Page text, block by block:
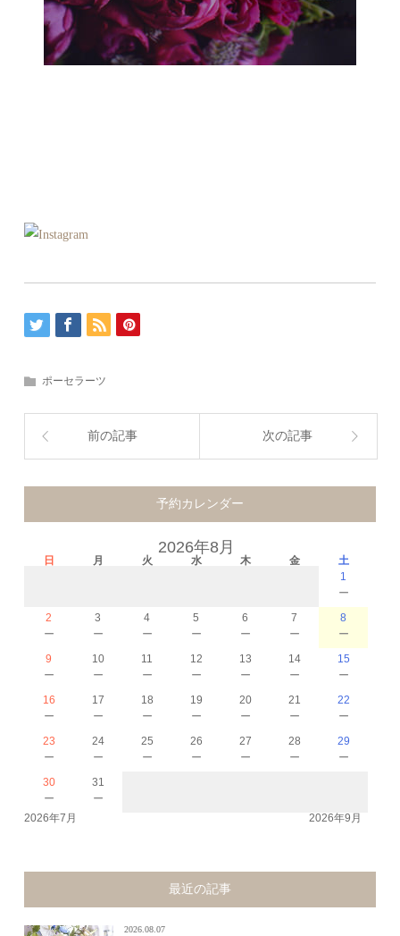
ポーセラーツ
前の記事 次の記事
予約カレンダー
2026年8月
日 月 火 水 木 金
土
1
－
2
－
3
－
4
－
5
－
6
－
7
－
8
－
9
－
10
－
11
－
12
－
13
－
14
－
15
－
16
－
17
－
18
－
19
－
20
－
21
－
22
－
23
－
24
－
25
－
26
－
27
－
28
－
29
－
30
－
31
－
2026年7月 2026年9月
最近の記事
2026.08.07